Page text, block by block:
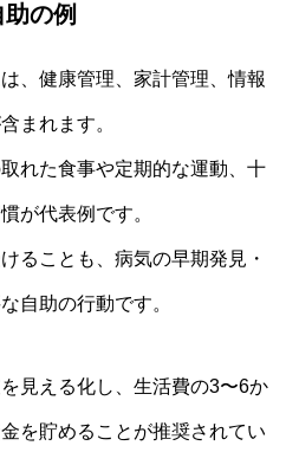
の例
、健康管理、家計管理、情報
まれます。
れた食事や定期的な運動、十
が代表例です。
ることも、病気の早期発見・
自助の行動です。
見える化し、生活費の3〜6か
を貯めることが推奨されてい